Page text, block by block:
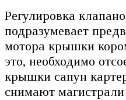
Регулировка
подразумевает
мотора крышки
это, необходимо
крышки сапун
снимают